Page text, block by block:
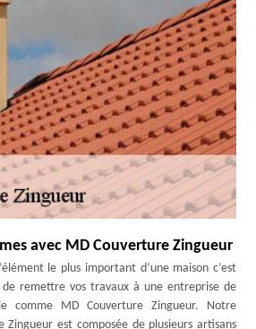
avec MD Couverture Zingueur
le plus important d’une maison c’est
remettre vos travaux à une entreprise de
comme MD Couverture Zingueur. Notre
Zingueur est composée de plusieurs artisans